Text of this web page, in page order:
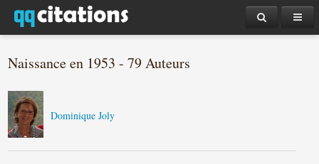
Naissance en 1953 - 79 Auteurs
Dominique Joly